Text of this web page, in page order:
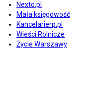
Nexto.pl
Mała księgowość
Kancelarierp.pl
Wieści Rolnicze
Życie Warszawy